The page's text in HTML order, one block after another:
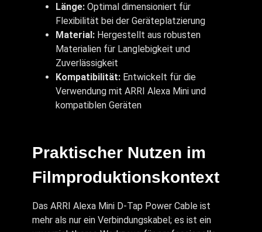
Länge: Optimal dimensioniert für
Flexibilität bei der Geräteplatzierung
Material: Hergestellt aus robusten
Materialien für Langlebigkeit und
Zuverlässigkeit
Kompatibilität: Entwickelt für die
Verwendung mit ARRI Alexa Mini und
kompatiblen Geräten
Praktischer Nutzen im
Filmproduktionskontext
Das ARRI Alexa Mini D-Tap Power Cable ist
mehr als nur ein Verbindungskabel; es ist ein